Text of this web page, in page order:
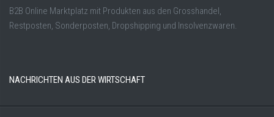
B2B Online Marktplatz mit Produkten aus den Grosshandel,
Restposten, Sonderposten, Dropshipping und Insolvenzwaren.
NACHRICHTEN AUS DER WIRTSCHAFT